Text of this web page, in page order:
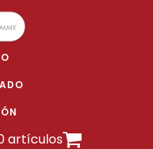
artículos